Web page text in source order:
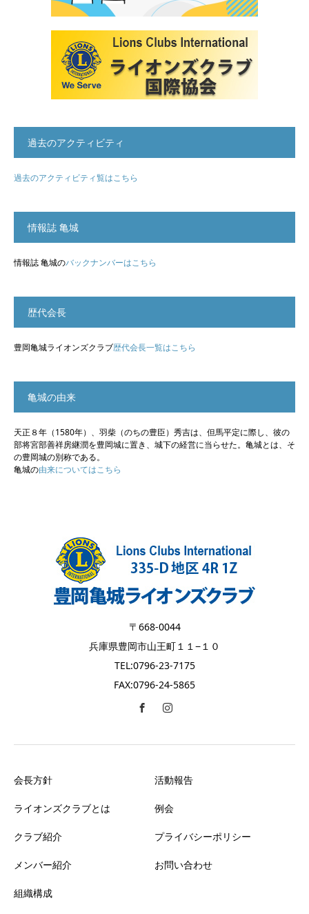
過去のアクティビティ
過去のアクティビティ覧はこちら
情報誌 亀城
情報誌 亀城のバックナンバーはこちら
歴代会長
豊岡亀城ライオンズクラブ歴代会長一覧はこちら
亀城の由来
天正８年（1580年）、羽柴（のちの豊臣）秀吉は、但馬平定に際し、彼の
部将宮部善祥房継潤を豊岡城に置き、城下の経営に当らせた。亀城とは、そ
の豊岡城の別称である。
亀城の由来についてはこちら
〒668-0044
兵庫県豊岡市山王町１１−１０
TEL:0796-23-7175
FAX:0796-24-5865
会長方針
ライオンズクラブとは
クラブ紹介
メンバー紹介
組織構成
活動報告
例会
プライバシーポリシー
お問い合わせ